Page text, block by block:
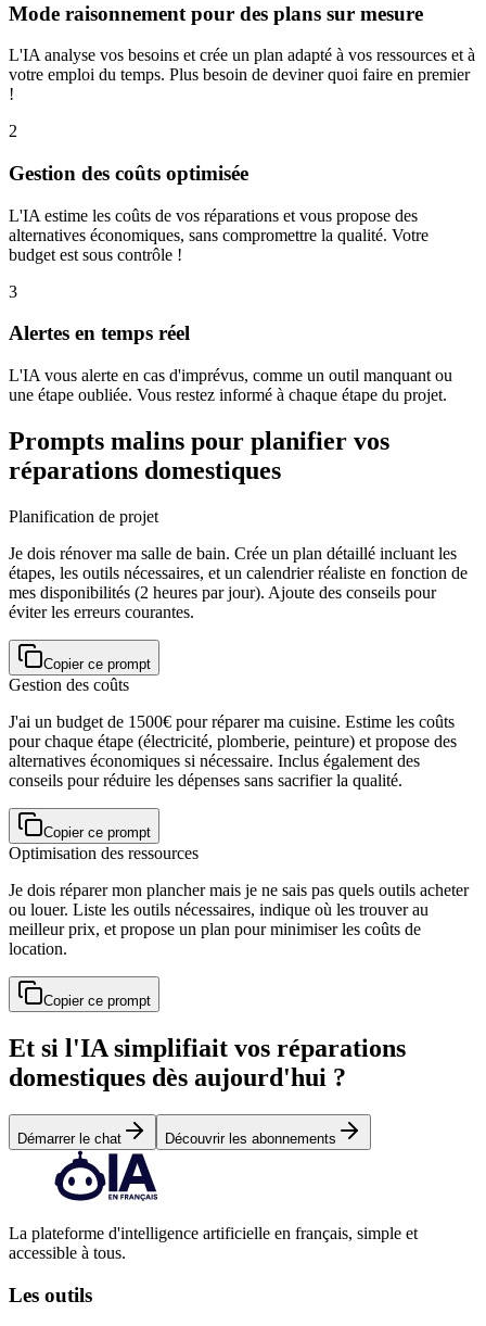
Mode raisonnement pour des plans sur mesure
L'IA analyse vos besoins et crée un plan adapté à vos ressources et à
votre emploi du temps. Plus besoin de deviner quoi faire en premier
!
2
Gestion des coûts optimisée
L'IA estime les coûts de vos réparations et vous propose des
alternatives économiques, sans compromettre la qualité. Votre
budget est sous contrôle !
3
Alertes en temps réel
L'IA vous alerte en cas d'imprévus, comme un outil manquant ou
une étape oubliée. Vous restez informé à chaque étape du projet.
Prompts malins pour planifier vos
réparations domestiques
Planification de projet
Je dois rénover ma salle de bain. Crée un plan détaillé incluant les
étapes, les outils nécessaires, et un calendrier réaliste en fonction de
mes disponibilités (2 heures par jour). Ajoute des conseils pour
éviter les erreurs courantes.
Copier ce prompt
Gestion des coûts
J'ai un budget de 1500€ pour réparer ma cuisine. Estime les coûts
pour chaque étape (électricité, plomberie, peinture) et propose des
alternatives économiques si nécessaire. Inclus également des
conseils pour réduire les dépenses sans sacrifier la qualité.
Copier ce prompt
Optimisation des ressources
Je dois réparer mon plancher mais je ne sais pas quels outils acheter
ou louer. Liste les outils nécessaires, indique où les trouver au
meilleur prix, et propose un plan pour minimiser les coûts de
location.
Copier ce prompt
Et si l'IA simplifiait vos réparations
domestiques dès aujourd'hui ?
Démarrer le chat Découvrir les abonnements
La plateforme d'intelligence artificielle en français, simple et
accessible à tous.
Les outils